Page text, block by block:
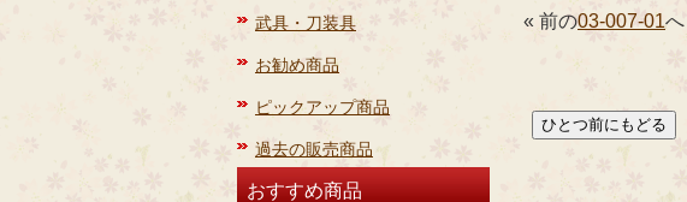
武具・刀装具
お勧め商品
ピックアップ商品
過去の販売商品
おすすめ商品
« 前の03-007-01へ